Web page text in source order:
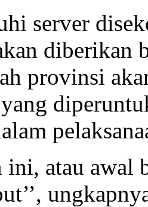
server
diberikan
provinsi
ini, atau awal